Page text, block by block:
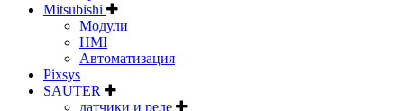
Mitsubishi
Модули
HMI
Автоматизация
Pixsys
SAUTER
датчики и реле